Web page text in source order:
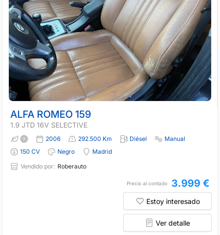
ALFA ROMEO 159
1.9 JTD 16V SELECTIVE
2006 292.500 Km Diésel
Manual
150 CV
Negro
Madrid
Vendido por: Roberauto
Precio al contado 3.999 €
Estoy interesado
Ver detalle